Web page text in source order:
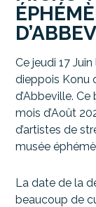
Ce jeudi 17
dieppois Konu
d’Abbeville.
mois d’Août
d’artistes de
musée
La date de la
beaucoup de